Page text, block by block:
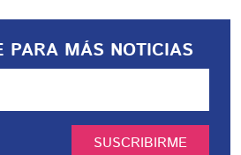
PARA MÁS NOTICIAS
SUSCRIBIRME